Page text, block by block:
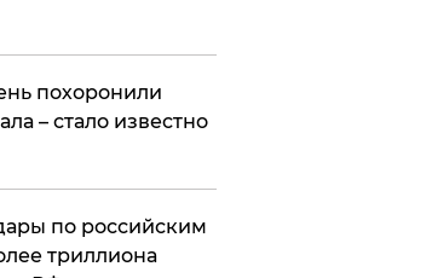
похоронили
– стало известно
по российским
триллиона